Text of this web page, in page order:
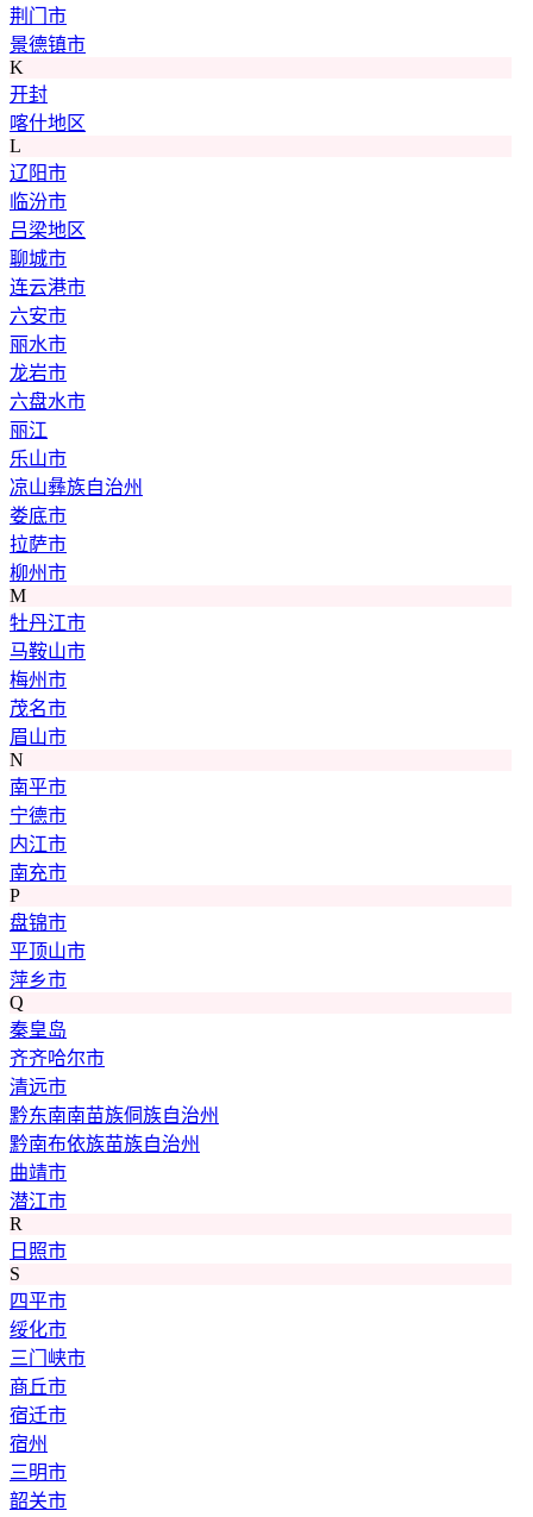
荆门市
景德镇市
K
开封
喀什地区
L
辽阳市
临汾市
吕梁地区
聊城市
连云港市
六安市
丽水市
龙岩市
六盘水市
丽江
乐山市
凉山彝族自治州
娄底市
拉萨市
柳州市
M
牡丹江市
马鞍山市
梅州市
茂名市
眉山市
N
南平市
宁德市
内江市
南充市
P
盘锦市
平顶山市
萍乡市
Q
秦皇岛
齐齐哈尔市
清远市
黔东南南苗族侗族自治州
黔南布依族苗族自治州
曲靖市
潜江市
R
日照市
S
四平市
绥化市
三门峡市
商丘市
宿迁市
宿州
三明市
韶关市